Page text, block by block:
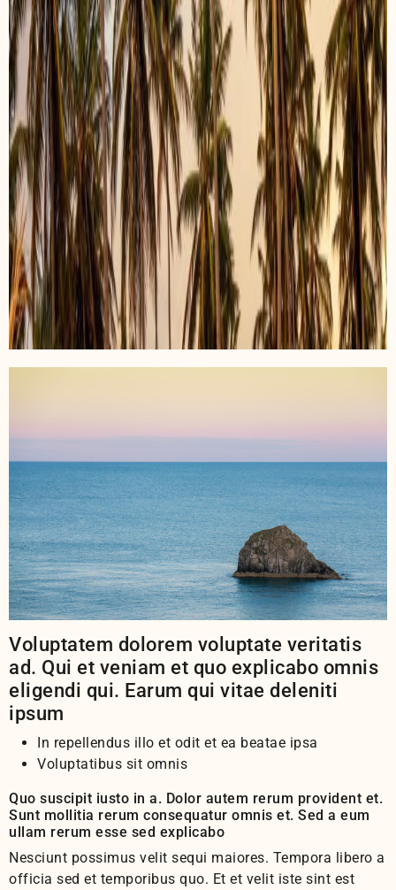
Voluptatem dolorem voluptate veritatis
ad. Qui et veniam et quo explicabo omnis
eligendi qui. Earum qui vitae deleniti
ipsum
In repellendus illo et odit et ea beatae ipsa
Voluptatibus sit omnis
Quo suscipit iusto in a. Dolor autem rerum provident et.
Sunt mollitia rerum consequatur omnis et. Sed a eum
ullam rerum esse sed explicabo
Nesciunt possimus velit sequi maiores. Tempora libero a
officia sed et temporibus quo. Et et velit iste sint est